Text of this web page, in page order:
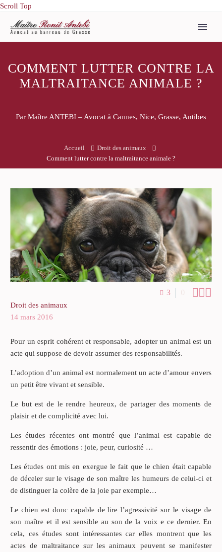
Scroll Top
COMMENT LUTTER CONTRE LA
MALTRAITANCE ANIMALE ?
Par Maître ANTEBI – Avocat à Cannes, Nice, Grasse, Antibes
Accueil
Droit des animaux
Comment lutter contre la maltraitance animale ?
3 0 
Droit des animaux
14 mars 2016
Pour un esprit cohérent et responsable, adopter un animal est un
acte qui suppose de devoir assumer des responsabilités.
L’adoption d’un animal est normalement un acte d’amour envers
un petit être vivant et sensible.
Le but est de le rendre heureux, de partager des moments de
plaisir et de complicité avec lui.
Les études récentes ont montré que l’animal est capable de
ressentir des émotions : joie, peur, curiosité …
Les études ont mis en exergue le fait que le chien était capable
de déceler sur le visage de son maître les humeurs de celui-ci et
de distinguer la colère de la joie par exemple…
Le chien est donc capable de lire l’agressivité sur le visage de
son maître et il est sensible au son de la voix e ce dernier. En
cela, ces études sont intéressantes car elles montrent que les
actes de maltraitance sur les animaux peuvent se manifester